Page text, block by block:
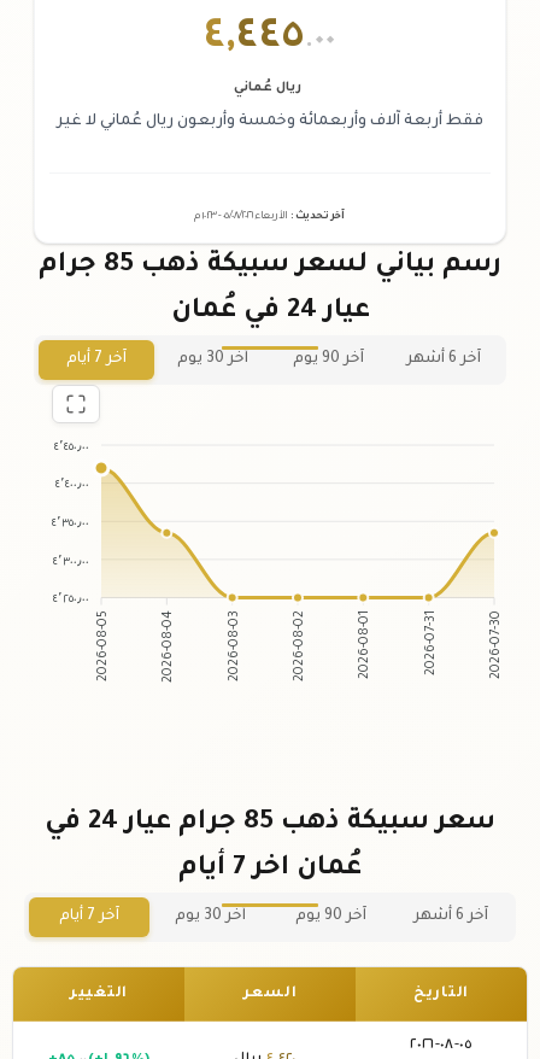
٤,٤٤٥.٠٠
ريال عُماني
فقط أربعة آلاف وأربعمائة وخمسة وأربعون ريال عُماني لا غير
آخر تحديث : الأربعاء ٠٥ /٠٨/٢٠٢٦ - ١٠:٢٣ م
رسم بياني لسعر سبيكة ذهب 85 جرام
عيار 24 في عُمان
آخر 6 أشهر آخر 90 يوم آخر 30 يوم آخر 7 أيام
٤٬٤٥٠٫٠٠
٤٬٤٠٠٫٠٠
٤٬٣٥٠٫٠٠
٤٬٣٠٠٫٠٠
٤٬٢٥٠٫٠٠
2026-08-05 2026-08-04 2026-08-03 2026-08-02 2026-08-01 2026-07-31 2026-07-30
سعر سبيكة ذهب 85 جرام عيار 24 في
عُمان اخر 7 أيام
آخر 6 أشهر آخر 90 يوم آخر 30 يوم آخر 7 أيام
التاريخ السعر التغيير
٠٥-٠٨-٢٠٢٦